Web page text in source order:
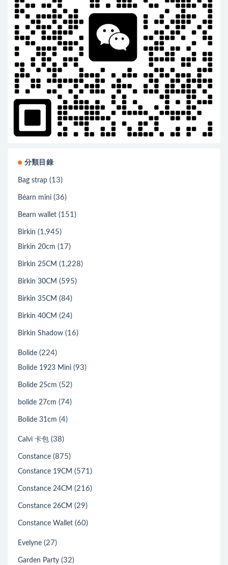
分類目錄
Bag strap (13)
Béarn mini (36)
Bearn wallet (151)
Birkin (1,945)
Birkin 20cm (17)
Birkin 25CM (1,228)
Birkin 30CM (595)
Birkin 35CM (84)
Birkin 40CM (24)
Birkin Shadow (16)
Bolide (224)
Bolide 1923 Mini (93)
Bolide 25cm (52)
bolide 27cm (74)
Bolide 31cm (4)
Calvi 卡包 (38)
Constance (875)
Constance 19CM (571)
Constance 24CM (216)
Constance 26CM (29)
Constance Wallet (60)
Evelyne (27)
Garden Party (32)